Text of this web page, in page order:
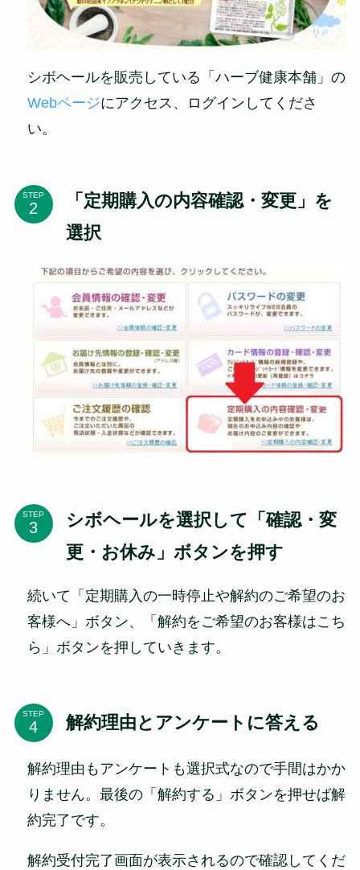
シボヘールを販売している「ハーブ健康本舗」の
Webページにアクセス、ログインしてくださ
い。
STEP
「定期購入の内容確認・変更」を
選択
STEP
シボヘールを選択して「確認・変
更・お休み」ボタンを押す
続いて「定期購入の一時停止や解約のご希望のお
客様へ」ボタン、「解約をご希望のお客様はこち
ら」ボタンを押していきます。
STEP 解約理由とアンケートに答える
解約理由もアンケートも選択式なので手間はかか
りません。最後の「解約する」ボタンを押せば解
約完了です。
解約受付完了画面が表示されるので確認してくだ